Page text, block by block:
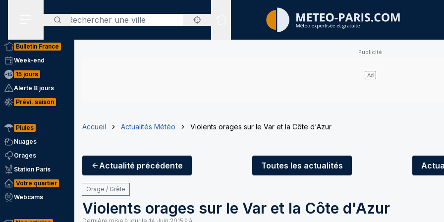
Rechercher
Sites expertisés
Bulletin France
Week-end
15 jours
Alerte 8 jours
Prévi. saison
Pluies
Nuages
Orages
Station Paris
Votre quartier
Webcams
Accueil Actualités Météo Violents orages sur le Var et la Côte d'Azur
Actualité précédente Toutes les actualités
Orage / Grêle
Violents orages sur le Var et la Côte d'Azur